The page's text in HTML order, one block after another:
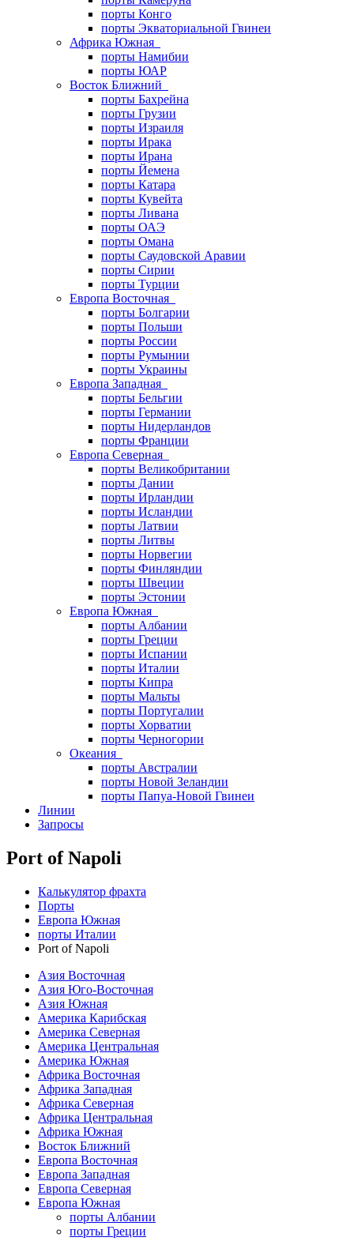
порты Конго
порты Экваториальной Гвинеи
Африка Южная
порты Намибии
порты ЮАР
Восток Ближний
порты Бахрейна
порты Грузии
порты Израиля
порты Ирака
порты Ирана
порты Йемена
порты Катара
порты Кувейта
порты Ливана
порты ОАЭ
порты Омана
порты Саудовской Аравии
порты Сирии
порты Турции
Европа Восточная
порты Болгарии
порты Польши
порты России
порты Румынии
порты Украины
Европа Западная
порты Бельгии
порты Германии
порты Нидерландов
порты Франции
Европа Северная
порты Великобритании
порты Дании
порты Ирландии
порты Исландии
порты Латвии
порты Литвы
порты Норвегии
порты Финляндии
порты Швеции
порты Эстонии
Европа Южная
порты Албании
порты Греции
порты Испании
порты Италии
порты Кипра
порты Мальты
порты Португалии
порты Хорватии
порты Черногории
Океания
порты Австралии
порты Новой Зеландии
порты Папуа-Новой Гвинеи
Линии
Запросы
Port of Napoli
Калькулятор фрахта
Порты
Европа Южная
порты Италии
Port of Napoli
Азия Восточная
Азия Юго-Восточная
Азия Южная
Америка Карибская
Америка Северная
Америка Центральная
Америка Южная
Африка Восточная
Африка Западная
Африка Северная
Африка Центральная
Африка Южная
Восток Ближний
Европа Восточная
Европа Западная
Европа Северная
Европа Южная
порты Албании
порты Греции